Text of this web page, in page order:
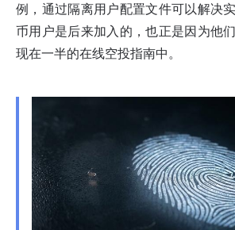
例，通过隔离用户配置文件可以解决
币用户是后来加入的，也正是因为他
现在一半的在线空投指南中。